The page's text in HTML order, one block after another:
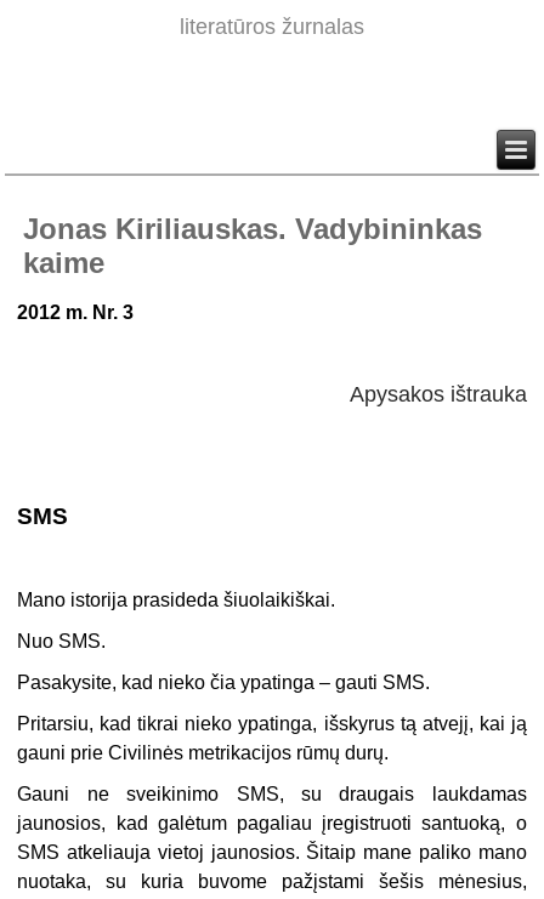
literatūros žurnalas
Jonas Kiriliauskas. Vadybininkas
kaime
2012 m. Nr. 3
Apysakos ištrauka
SMS
Mano istorija prasideda šiuolaikiškai.
Nuo SMS.
Pasakysite, kad nieko čia ypatinga – gauti SMS.
Pritarsiu, kad tikrai nieko ypatinga, išskyrus tą atvejį, kai ją
gauni prie Civilinės metrikacijos rūmų durų.
Gauni ne sveikinimo SMS, su draugais laukdamas
jaunosios, kad galėtum pagaliau įregistruoti santuoką, o
SMS atkeliauja vietoj jaunosios. Šitaip mane paliko mano
nuotaka, su kuria buvome pažįstami šešis mėnesius,